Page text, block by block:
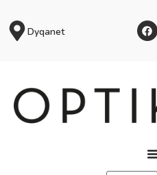
Dyqanet